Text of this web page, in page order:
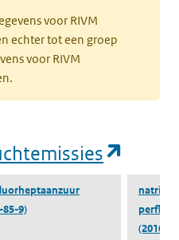
voor RIVM
echter tot een groep
voor RIVM
85-9)
natrium
(20109-